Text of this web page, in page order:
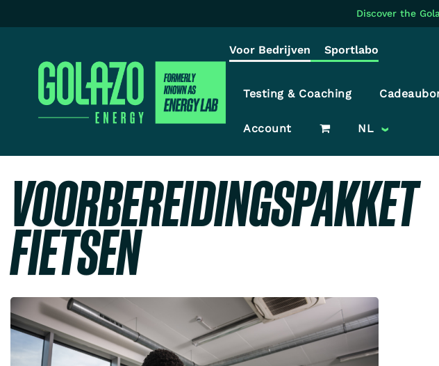
Discover the
Voor Bedrijven Sportlabo
Testing & Coaching
Account NL
VOORBEREIDINGSPAKKET
FIETSEN